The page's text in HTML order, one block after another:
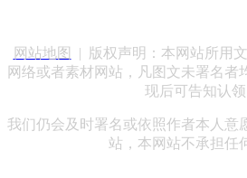
网站地图
| 版权声明：本网站所用
网络或者素材网站，凡图文未署名者
现后可告知认领
我们仍会及时署名或依照作者本人意
站，本网站不承担任